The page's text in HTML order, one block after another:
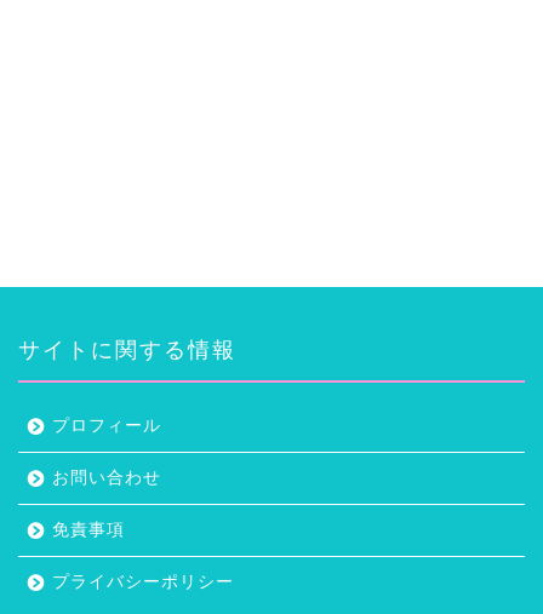
サイトに関する情報
プロフィール
お問い合わせ
免責事項
プライバシーポリシー